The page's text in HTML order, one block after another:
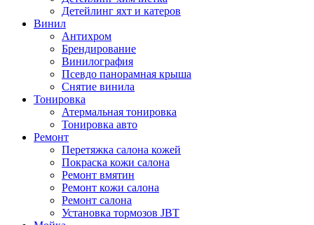
Детейлинг яхт и катеров
Винил
Антихром
Брендирование
Винилография
Псевдо панорамная крыша
Снятие винила
Тонировка
Атермальная тонировка
Тонировка авто
Ремонт
Перетяжка салона кожей
Покраска кожи салона
Ремонт вмятин
Ремонт кожи салона
Ремонт салона
Установка тормозов JBT